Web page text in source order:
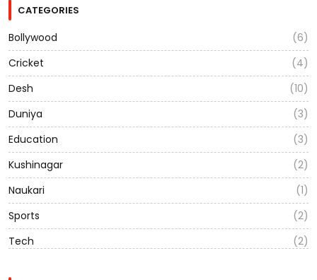
CATEGORIES
Bollywood
(6)
Cricket
(4)
Desh
(10)
Duniya
(3)
Education
(3)
Kushinagar
(2)
Naukari
(1)
Sports
(2)
Tech
(2)